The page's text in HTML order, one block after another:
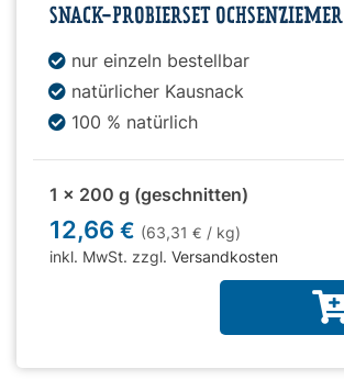
BARF
Magazin
SNACK-PROBIERSET OCHSENZIEMER
nur einzeln bestellbar
natürlicher Kausnack
100 % natürlich
1 x 200 g (geschnitten)
12,66 € (63,31 € / kg)
inkl. MwSt. zzgl. Versandkosten